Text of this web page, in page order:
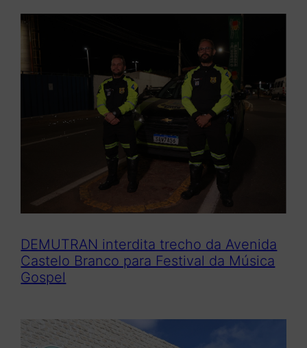
DEMUTRAN interdita trecho da Avenida
Castelo Branco para Festival da Música
Gospel